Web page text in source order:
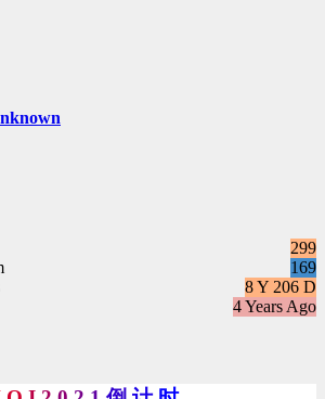
299
169
8 Y 206 D
4 Years Ago